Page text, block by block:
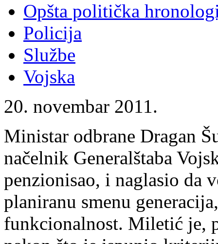
Opšta politička
Policija
Službe
Vojska
20. novembar 2011.
Ministar odbrane Dragan
načelnik Generalštaba
penzionisao, i naglasio da
planiranu smenu
funkcionalnost. Miletić je,